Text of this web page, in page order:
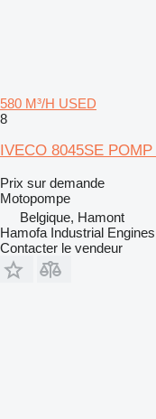
580 M³/H USED
8
IVECO 8045SE
Prix sur demande
Motopompe
Belgique, Hamont
Hamofa Industrial Engines
Contacter le vendeur